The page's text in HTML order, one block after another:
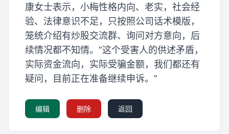
康女士表示，小梅性格内向、老实，社会经
验、法律意识不足，只按照公司话术模版，
笼统介绍有炒股交流群、询问对方意向，后
续情况都不知情。“这个受害人的供述矛盾，
实际资金流向，实际受骗金额，我们都还有
疑问，目前正在准备继续申诉。”
编辑 删除 返回